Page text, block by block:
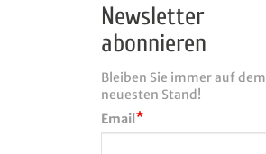
Newsletter
abonnieren
Email
Bleiben Sie immer auf dem
neuesten Stand!